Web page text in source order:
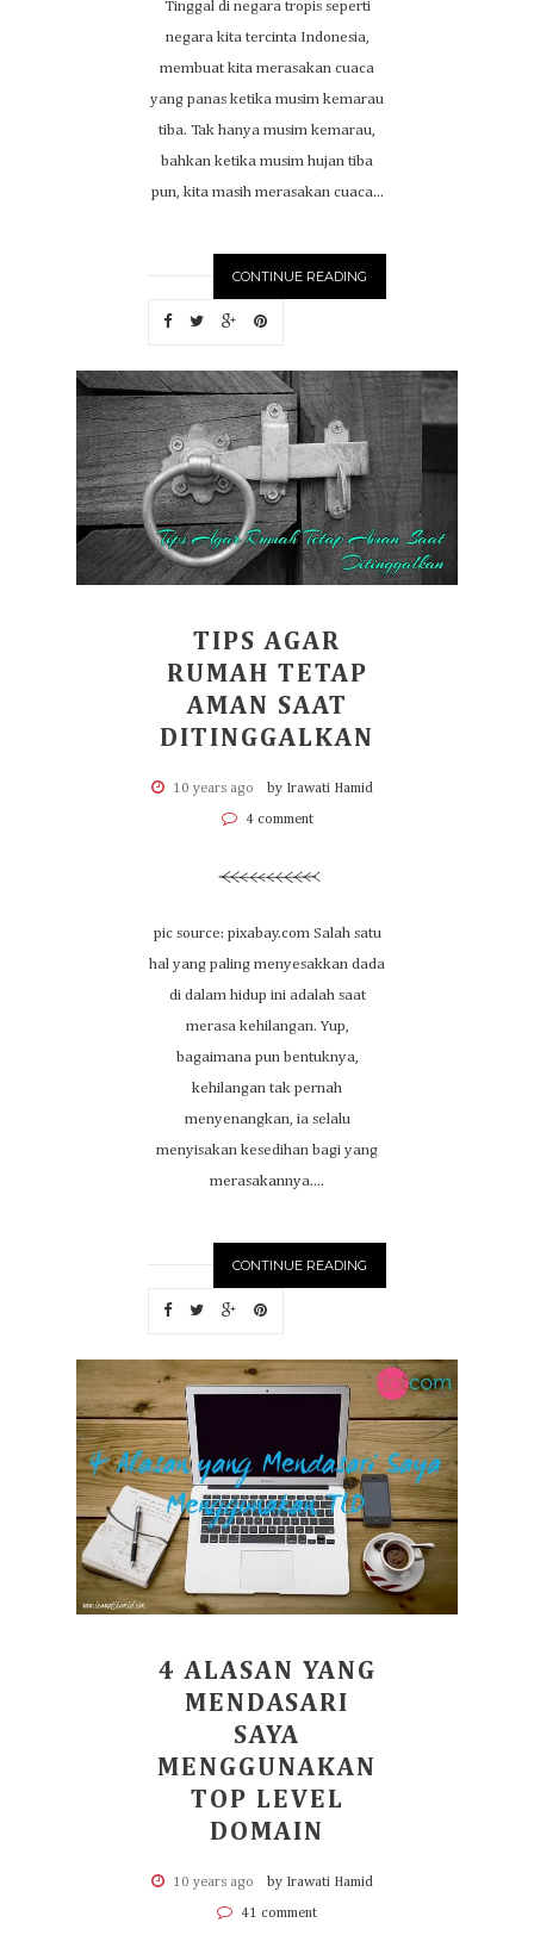
Tinggal di negara tropis seperti
negara kita tercinta Indonesia,
membuat kita merasakan cuaca
yang panas ketika musim kemarau
tiba. Tak hanya musim kemarau,
bahkan ketika musim hujan tiba
pun, kita masih merasakan cuaca...
CONTINUE READING
TIPS AGAR
RUMAH TETAP
AMAN SAAT
DITINGGALKAN
10 years ago by Irawati Hamid
4 comment
pic source: pixabay.com Salah satu
hal yang paling menyesakkan dada
di dalam hidup ini adalah saat
merasa kehilangan. Yup,
bagaimana pun bentuknya,
kehilangan tak pernah
menyenangkan, ia selalu
menyisakan kesedihan bagi yang
merasakannya....
CONTINUE READING
4 ALASAN YANG
MENDASARI
SAYA
MENGGUNAKAN
TOP LEVEL
DOMAIN
10 years ago by Irawati Hamid
41 comment